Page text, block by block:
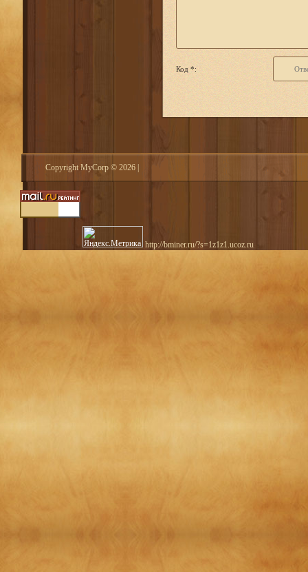
Код *:
Copyright MyCorp © 2026
http://bminer.ru/?s=1z1z1.ucoz.ru